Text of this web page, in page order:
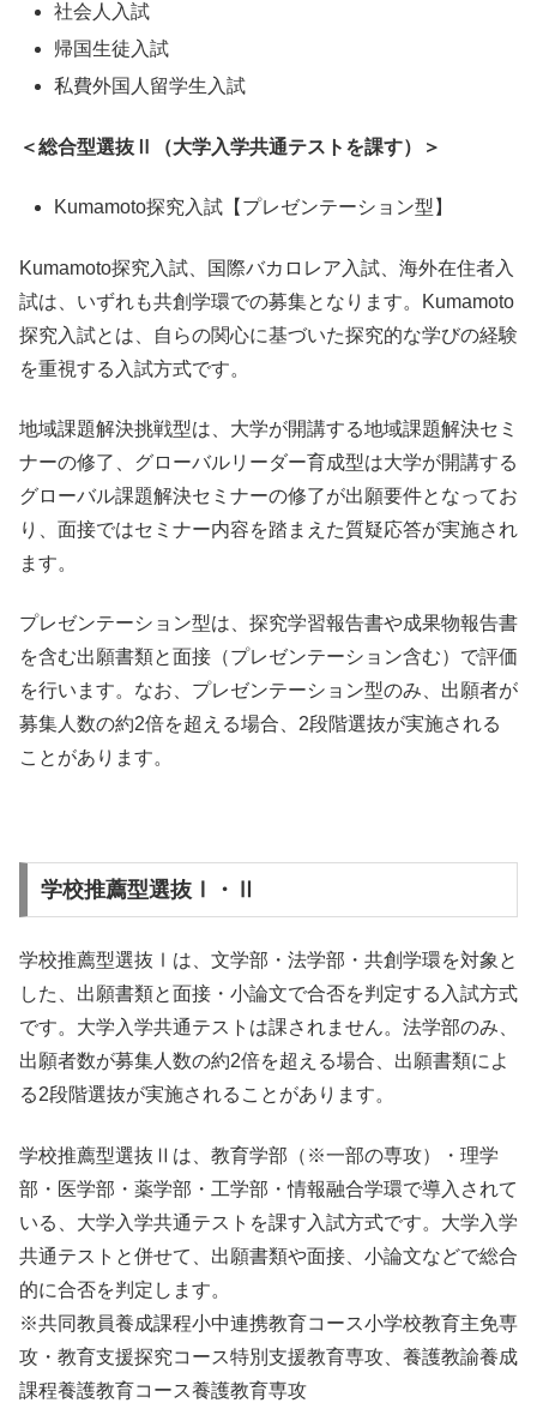
社会人入試
帰国生徒入試
私費外国人留学生入試
＜総合型選抜Ⅱ（大学入学共通テストを課す）＞
Kumamoto探究入試【プレゼンテーション型】
Kumamoto探究入試、国際バカロレア入試、海外在住者入
試は、いずれも共創学環での募集となります。Kumamoto
探究入試とは、自らの関心に基づいた探究的な学びの経験
を重視する入試方式です。
地域課題解決挑戦型は、大学が開講する地域課題解決セミ
ナーの修了、グローバルリーダー育成型は大学が開講する
グローバル課題解決セミナーの修了が出願要件となってお
り、面接ではセミナー内容を踏まえた質疑応答が実施され
ます。
プレゼンテーション型は、探究学習報告書や成果物報告書
を含む出願書類と面接（プレゼンテーション含む）で評価
を行います。なお、プレゼンテーション型のみ、出願者が
募集人数の約2倍を超える場合、2段階選抜が実施される
ことがあります。
学校推薦型選抜Ⅰ・Ⅱ
学校推薦型選抜Ⅰは、文学部・法学部・共創学環を対象と
した、出願書類と面接・小論文で合否を判定する入試方式
です。大学入学共通テストは課されません。法学部のみ、
出願者数が募集人数の約2倍を超える場合、出願書類によ
る2段階選抜が実施されることがあります。
学校推薦型選抜Ⅱは、教育学部（※一部の専攻）・理学
部・医学部・薬学部・工学部・情報融合学環で導入されて
いる、大学入学共通テストを課す入試方式です。大学入学
共通テストと併せて、出願書類や面接、小論文などで総合
的に合否を判定します。
※共同教員養成課程小中連携教育コース小学校教育主免専
攻・教育支援探究コース特別支援教育専攻、養護教諭養成
課程養護教育コース養護教育専攻